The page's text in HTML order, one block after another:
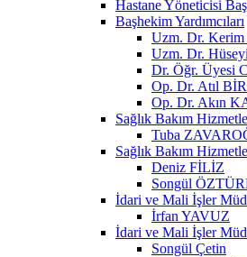
Hastane Yöneticisi
Başhekim Yardımcıları
Uzm. Dr.
Uzm. Dr.
Dr. Öğr. Üyesi
Op. Dr. Atıl
Op. Dr. Akın
Sağlık Bakım
Tuba
Sağlık Bakım
Deniz FİLİZ
Songül
İdari ve Mali İşler
İrfan YAVUZ
İdari ve Mali İşler
Songül Çetin